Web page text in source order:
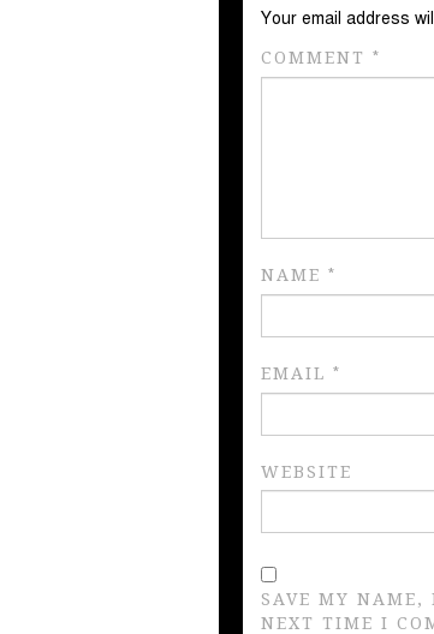
Your email address
COMMENT *
NAME *
EMAIL *
WEBSITE
SAVE MY NAME,
NEXT TIME I